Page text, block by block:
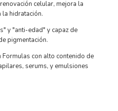
celular, mejora la
la hidratación.
y "anti-edad" y capaz de
pigmentación.
Formulas con alto contenido de
serums, y emulsiones